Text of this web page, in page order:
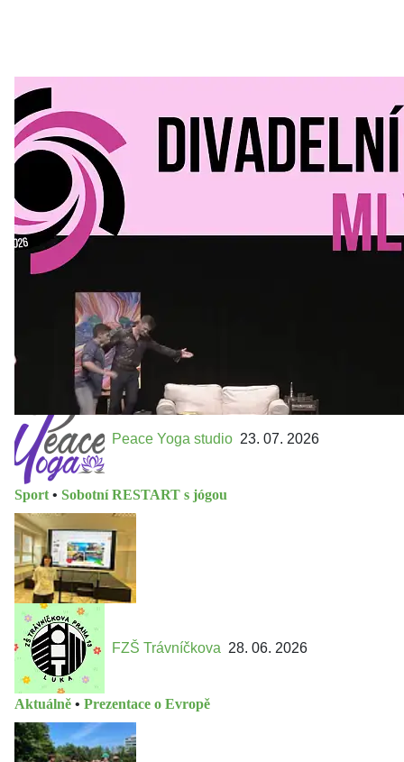
Divadelní Mlýn 30. 07. 2026
Kultura a volný čas
Divadelní mlýn. 15. až 18. října KD
MLEJN. Vstupenky již v prodeji.
Přijďte na přátelský festival divadla a inspirace 15. až 18.
října 2026 Vstupenky již v prodeji na GOOUT -
https://divadelnimlyn.cz/vstupenky Představ si čtyři dny
Peace Yoga studio 23. 07. 2026
Sport • Sobotní RESTART s jógou
FZŠ Trávníčkova 28. 06. 2026
Aktuálně • Prezentace o Evropě